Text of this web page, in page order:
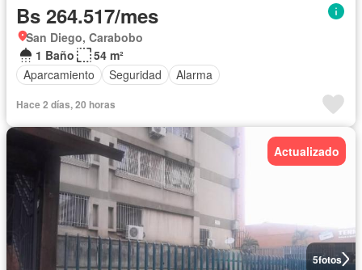
Bs 264.517/mes
San Diego, Carabobo
1 Baño
54 m²
Aparcamiento
Seguridad Alarma
Hace 2 días, 20 horas
5fotos
Actualizado